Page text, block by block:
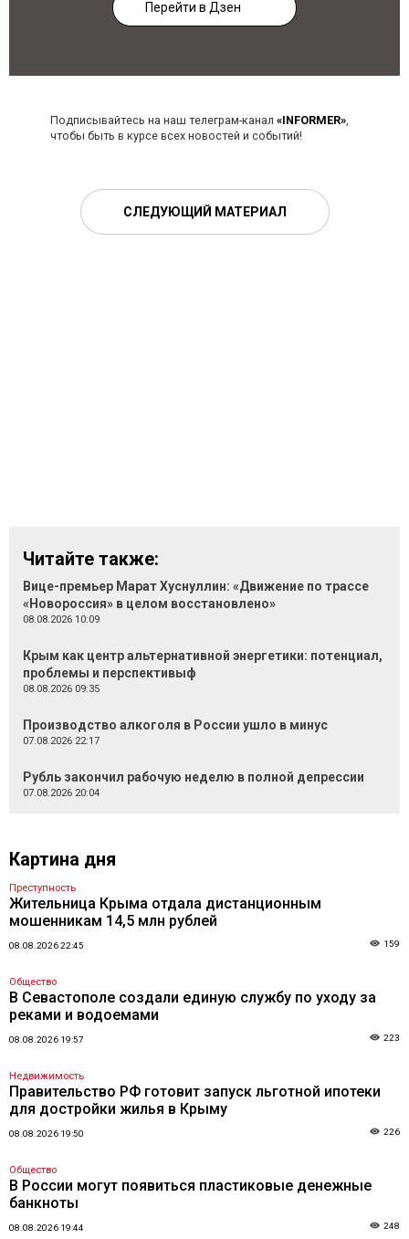
Перейти в Дзен
Подписывайтесь на наш телеграм-канал «INFORMER»,
чтобы быть в курсе всех новостей и событий!
СЛЕДУЮЩИЙ МАТЕРИАЛ
Читайте также:
Вице-премьер Марат Хуснуллин: «Движение по трассе
«Новороссия» в целом восстановлено»
08.08.2026 10:09
Крым как центр альтернативной энергетики: потенциал,
проблемы и перспективыф
08.08.2026 09:35
Производство алкоголя в России ушло в минус
07.08.2026 22:17
Рубль закончил рабочую неделю в полной депрессии
07.08.2026 20:04
Картина дня
Преступность
Жительница Крыма отдала дистанционным
мошенникам 14,5 млн рублей
08.08.2026 22:45 159
Общество
В Севастополе создали единую службу по уходу за
реками и водоемами
08.08.2026 19:57 223
Недвижимость
Правительство РФ готовит запуск льготной ипотеки
для достройки жилья в Крыму
08.08.2026 19:50 226
Общество
В России могут появиться пластиковые денежные
банкноты
08.08.2026 19:44 248